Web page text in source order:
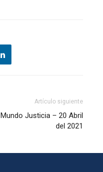
Artículo siguiente
Mundo Justicia – 20 Abril
del 2021